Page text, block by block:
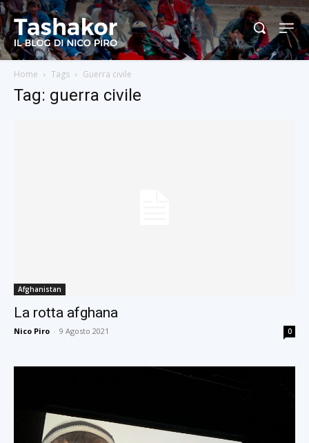
Home Tags Guerra civile
Tag: guerra civile
Afghanistan
La rotta afghana
Nico Piro - 9 Agosto 2021 0